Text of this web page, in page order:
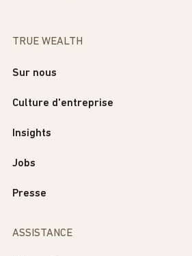
TRUE WEALTH
Sur nous
Culture d'entreprise
Insights
Jobs
Presse
ASSISTANCE